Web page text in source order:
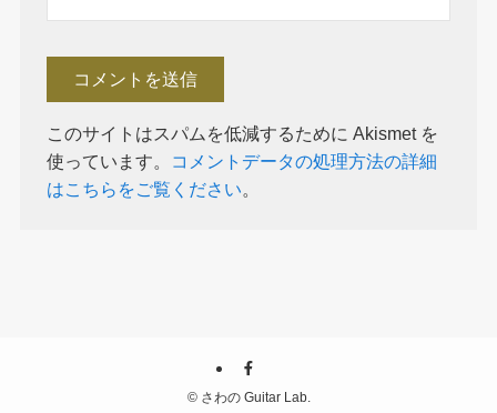
このサイトはスパムを低減するために Akismet を
使っています。
コメントデータの処理方法の詳細
はこちらをご覧ください。
©さわの Guitar Lab.